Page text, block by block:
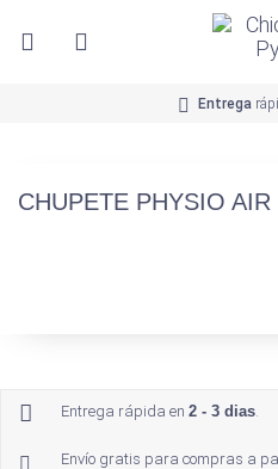
Entrega
CHUPETE PHYSIO
Entrega rápida en 2 - 3 dias.
Envío gratis para compras a